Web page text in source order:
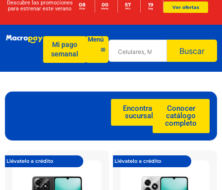
Descubre las promociones
para estrenar este verano
08
Días
00
Horas
57
Min
17
Seg Ver ofertas
Mi pago
semanal
Menú
Buscar
Encontrar
sucursal
Conocer
catálogo
completo
Llévatelo a crédito Llévatelo a crédito